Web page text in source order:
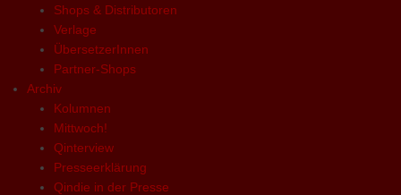
Shops & Distributoren
Verlage
ÜbersetzerInnen
Partner-Shops
Archiv
Kolumnen
Mittwoch!
Qinterview
Presseerklärung
Qindie in der Presse